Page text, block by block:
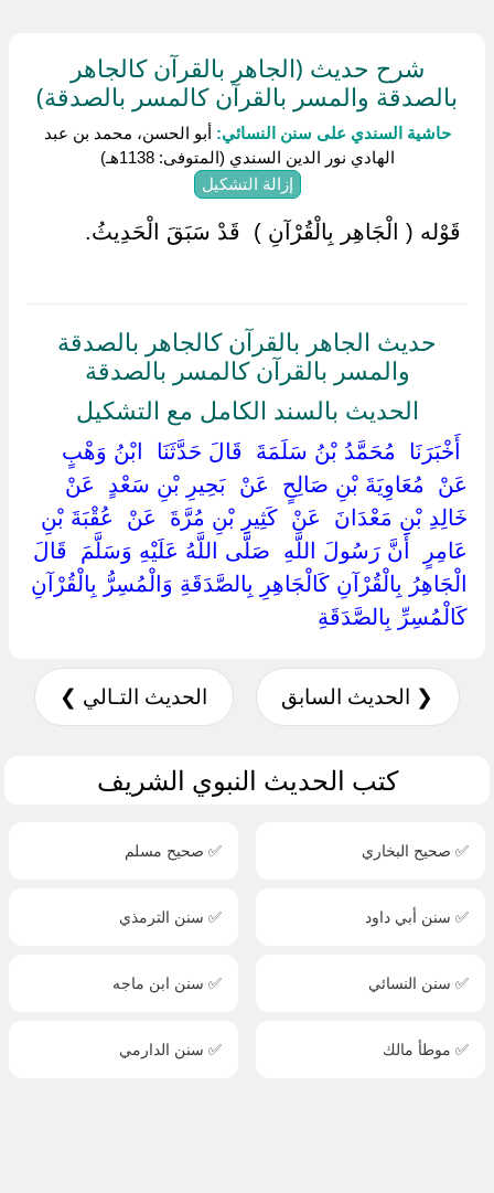
شرح حديث (الجاهر بالقرآن كالجاهر
بالصدقة والمسر بالقرآن كالمسر بالصدقة)
حاشية السندي على سنن النسائي: أبو الحسن، محمد بن عبد
الهادي نور الدين السندي (المتوفى: 1138هـ)
إزالة التشكيل
‏ ‏قَوْله ( الْجَاهِر بِالْقُرْآنِ ) ‏ ‏قَدْ سَبَقَ الْحَدِيثُ.
حديث الجاهر بالقرآن كالجاهر بالصدقة
والمسر بالقرآن كالمسر بالصدقة
الحديث بالسند الكامل مع التشكيل
‏ ‏أَخْبَرَنَا ‏ ‏مُحَمَّدُ بْنُ سَلَمَةَ ‏ ‏قَالَ حَدَّثَنَا ‏ ‏ابْنُ وَهْبٍ ‏
‏عَنْ ‏ ‏مُعَاوِيَةَ بْنِ صَالِحٍ ‏ ‏عَنْ ‏ ‏بَحِيرِ بْنِ سَعْدٍ ‏ ‏عَنْ ‏
‏خَالِدِ بْنِ مَعْدَانَ ‏ ‏عَنْ ‏ ‏كَثِيرِ بْنِ مُرَّةَ ‏ ‏عَنْ ‏ ‏عُقْبَةَ بْنِ
عَامِرٍ ‏ ‏أَنَّ رَسُولَ اللَّهِ ‏ ‏صَلَّى اللَّهُ عَلَيْهِ وَسَلَّمَ ‏ ‏قَالَ ‏
‏الْجَاهِرُ بِالْقُرْآنِ كَالْجَاهِرِ بِالصَّدَقَةِ وَالْمُسِرُّ بِالْقُرْآنِ
كَالْمُسِرِّ بِالصَّدَقَةِ ‏
❮ الحديث السابق الحديث التـالي ❯
كتب الحديث النبوي الشريف
✅ صحيح البخاري ✅ صحيح مسلم
✅ سنن أبي داود ✅ سنن الترمذي
✅ سنن النسائي ✅ سنن ابن ماجه
✅ موطأ مالك ✅ سنن الدارمي